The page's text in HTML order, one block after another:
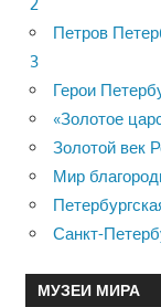
Петров
3
Герои
«Золотое
Золотой век
Мир
Санкт-
МУЗЕИ МИРА